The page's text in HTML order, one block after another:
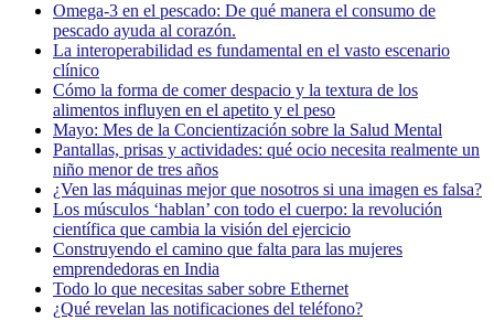
Omega-3 en el pescado: De qué manera el consumo de
pescado ayuda al corazón.
La interoperabilidad es fundamental en el vasto escenario
clínico
Cómo la forma de comer despacio y la textura de los
alimentos influyen en el apetito y el peso
Mayo: Mes de la Concientización sobre la Salud Mental
Pantallas, prisas y actividades: qué ocio necesita realmente un
niño menor de tres años
¿Ven las máquinas mejor que nosotros si una imagen es falsa?
Los músculos ‘hablan’ con todo el cuerpo: la revolución
científica que cambia la visión del ejercicio
Construyendo el camino que falta para las mujeres
emprendedoras en India
Todo lo que necesitas saber sobre Ethernet
¿Qué revelan las notificaciones del teléfono?